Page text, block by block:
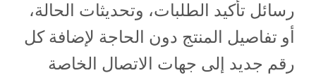
رسائل تأكيد الطلبات، وتحديثات الحالة،
أو تفاصيل المنتج دون الحاجة لإضافة كل
رقم جديد إلى جهات الاتصال الخاصة